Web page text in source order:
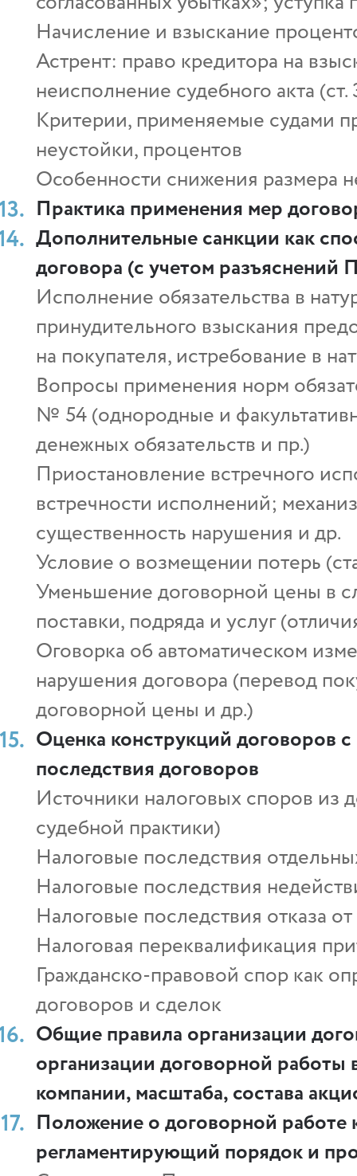
Начисление и взыскание
Астрент: право кредитора на
неисполнение судебного акта
Критерии, применяемые судами
неустойки, процентов
Особенности снижения размера
Практика применения мер
Дополнительные санкции как
договора (с учетом
Исполнение обязательства в
принудительного взыскания
на покупателя, истребование в
Вопросы применения норм
№ 54 (однородные и
денежных обязательств и пр.)
Приостановление встречного
встречности исполнений;
существенность нарушения и др.
Условие о возмещении потерь
Уменьшение договорной цены в
поставки, подряда и услуг
Оговорка об автоматическом
нарушения договора (перевод
договорной цены и др.)
Оценка конструкций договоров
последствия договоров
Источники налоговых споров из
судебной практики)
Налоговые последствия
Налоговые последствия
Налоговые последствия отказа
Налоговая переквалификация
Гражданско-правовой спор как
договоров и сделок
Общие правила организации
организации договорной работы
компании, масштаба, состава
Положение о договорной работе
регламентирующий порядок и